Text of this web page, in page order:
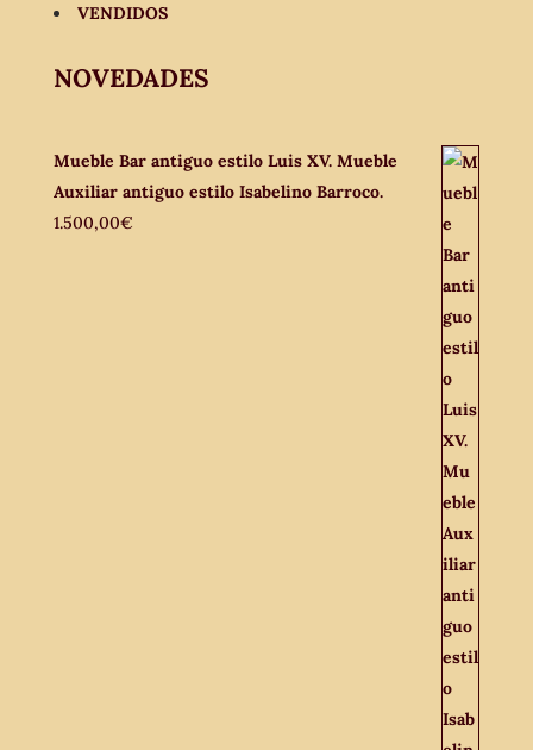
VENDIDOS
NOVEDADES
Mueble Bar antiguo estilo Luis XV. Mueble
Auxiliar antiguo estilo Isabelino Barroco.
1.500,00€